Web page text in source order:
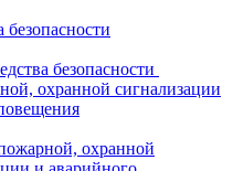
безопасности
безопасности
охранной сигнализации
охранной